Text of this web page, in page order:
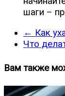
шаги –
← Как
Что
Вам также